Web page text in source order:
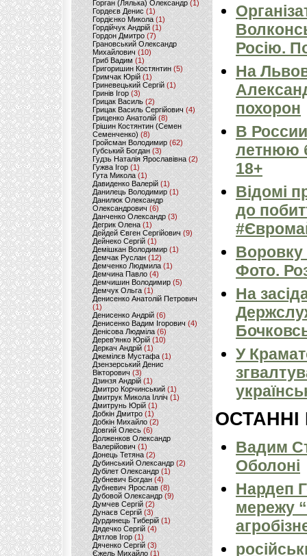
Горган (Лялька) Олександр(1)
Гордеєв Денис (1)
Гордієнко Микола (1)
Гордійчук Андрій (1)
Гордон Дмитро (7)
Грановський Олександр
Михайлович (10)
Гриб Вадим (1)
Григоришин Костянтин (5)
Гримчак Юрій(1)
Гриневецький Сергій(1)
Гринів Ігор (3)
Грицак Василь (2)
Грицак Василь Сергійович (4)
Гриценко Анатолій (8)
Грішин Костянтин (Семен
Семенченко)(8)
Гройсман Володимир(62)
Губський Богдан (3)
Гудзь Наталія Ярославівна(2)
Гужва Ігор (1)
Гута Микола (1)
Давиденко Валерій (1)
Данилець Володимир(1)
Данилюк Олександр
Олександрович (6)
Данченко Олександр (3)
Дегрик Олена(1)
Дейдей Євген Сергійович(9)
Дейнеко Сергій (1)
Демішкан Володимир(1)
Демчак Руслан (12)
Демченко Людмила (1)
Демчина Павло (4)
Демчишин Володимир (5)
Демчук Ольга(1)
Денисенко Анатолій Петрович
(1)
Денисенко Андрій (6)
Денисенко Вадим Ігорович (4)
Денісова Людміла(6)
Дерев'янко Юрій(10)
Деркач Андрій(1)
Джемілєв Мустафа (1)
Дзензерський Денис
Вікторович (3)
Дзинзя Андрій (1)
Дмитро Корчинський (1)
Дмитрук Микола Ілліч (1)
Дмитрунь Юрій (1)
Добкін Дмитро(1)
Добкін Михайло (2)
Довгий Олесь (6)
Долженков Олександр
Валерійович (1)
Донець Тетяна (2)
Дубинський Олександр(2)
Дубілет Олександр (1)
Дубневич Богдан (4)
Дубневич Ярослав (8)
Дубовой Олександр(9)
Думчев Сергій (2)
Дунаєв Сергій(3)
Дурдинець Тиберій (1)
Дядечко Сергій (4)
Дятлов Ігор (1)
Дяченко Сергій (3)
Єжель Михайло (1)
Росію.
На
похорон
В
летнюю
18+
Відомі
до
Фото.
На
У
ОСТАННІ
Вадим
Оболоні
Нардеп
мережу